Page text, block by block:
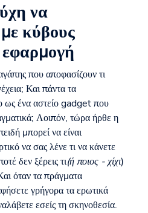
να
κύβους
που αποφασίζουν τι
Και πάντα τα
ως ένα αστείο gadget που
Λοιπόν, τώρα ήρθε η
μπορεί να είναι
να σας λένε τι να κάνετε
δεν ξέρεις τι(ή ποιος - χίχι)
όταν τα πράγματα
γρήγορα τα ερωτικά
εσείς τη σκηνοθεσία.